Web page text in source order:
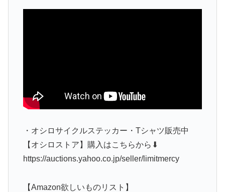
・オシロサイクルステッカー・Tシャツ販売中
【オシロストア】購入はこちらから⬇︎
https://auctions.yahoo.co.jp/seller/limitmercy
【Amazon欲しいものリスト】